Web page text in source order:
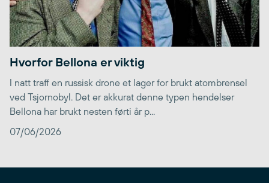
Hvorfor Bellona er viktig
I natt traff en russisk drone et lager for brukt atombrensel
ved Tsjornobyl. Det er akkurat denne typen hendelser
Bellona har brukt nesten førti år p...
07/06/2026